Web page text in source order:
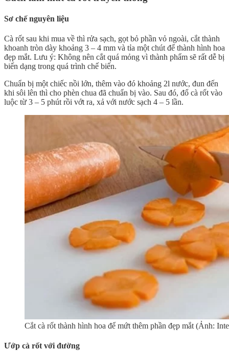
Sơ chế nguyên liệu
Cà rốt sau khi mua về thì rửa sạch, gọt bỏ phần vỏ ngoài, cắt thành
khoanh tròn dày khoảng 3 – 4 mm và tỉa một chút để thành hình hoa
đẹp mắt. Lưu ý: Không nên cắt quá mỏng vì thành phẩm sẽ rất dễ bị
biến dạng trong quá trình chế biến.
Chuẩn bị một chiếc nồi lớn, thêm vào đó khoảng 2l nước, đun đến
khi sôi lên thì cho phèn chua đã chuẩn bị vào. Sau đó, đổ cà rốt vào
luộc từ 3 – 5 phút rồi vớt ra, xả với nước sạch 4 – 5 lần.
Cắt cà rốt thành hình hoa để mứt thêm phần đẹp mắt (Ảnh:
Ướp cà rốt với đường